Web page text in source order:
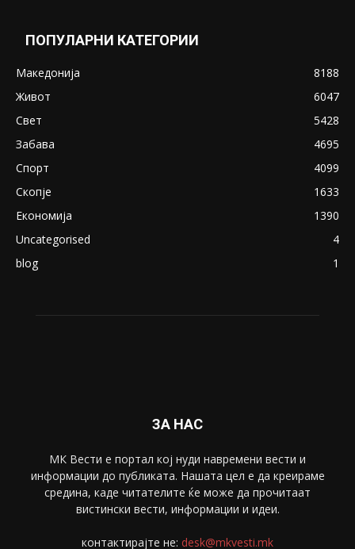
ПОПУЛАРНИ КАТЕГОРИИ
Македонија
8188
Живот
6047
Свет
5428
Забава
4695
Спорт
4099
Скопје
1633
Економија
1390
Uncategorised
4
blog
1
ЗА НАС
МК Вести е портал коj нуди навремени вести и
информации до публиката. Нашата цел е да креираме
средина, каде читателите ќе може да прочитаат
вистински вести, информации и идеи.
контактирајте не: desk@mkvesti.mk